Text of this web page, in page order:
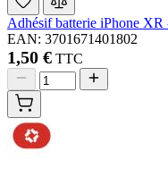
Adhésif batterie iPhone
EAN: 3701671401802
1,50 € TTC